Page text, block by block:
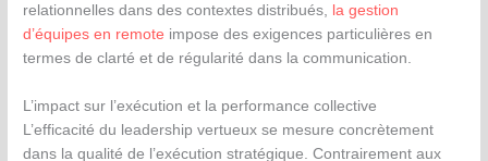
relationnelles dans des contextes distribués, la gestion
d’équipes en remote impose des exigences particulières en
termes de clarté et de régularité dans la communication.
L’impact sur l’exécution et la performance collective
L’efficacité du leadership vertueux se mesure concrètement
dans la qualité de l’exécution stratégique. Contrairement aux